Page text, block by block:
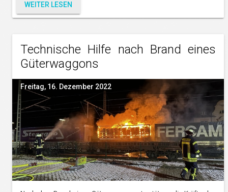
WEITER LESEN
Technische Hilfe nach Brand eines
Güterwaggons
Freitag, 16. Dezember 2022